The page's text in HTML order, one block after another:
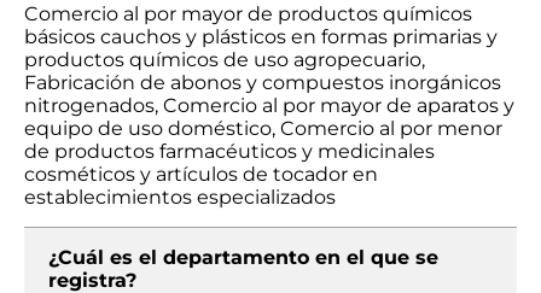
Comercio al por mayor de productos químicos
básicos cauchos y plásticos en formas primarias y
productos químicos de uso agropecuario,
Fabricación de abonos y compuestos inorgánicos
nitrogenados, Comercio al por mayor de aparatos y
equipo de uso doméstico, Comercio al por menor
de productos farmacéuticos y medicinales
cosméticos y artículos de tocador en
establecimientos especializados
¿Cuál es el departamento en el que se
registra?